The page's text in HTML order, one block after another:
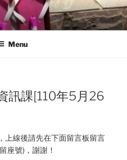
Menu
訊課[110年5月26
上線後請先在下面留言板留言
座號)，謝謝！